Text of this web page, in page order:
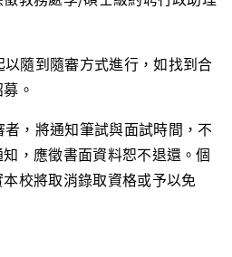
隨到隨審方式進行，如找到合
。
，將通知筆試與面試時間，不
，應徵書面資料恕不退還。個
校將取消錄取資格或予以免